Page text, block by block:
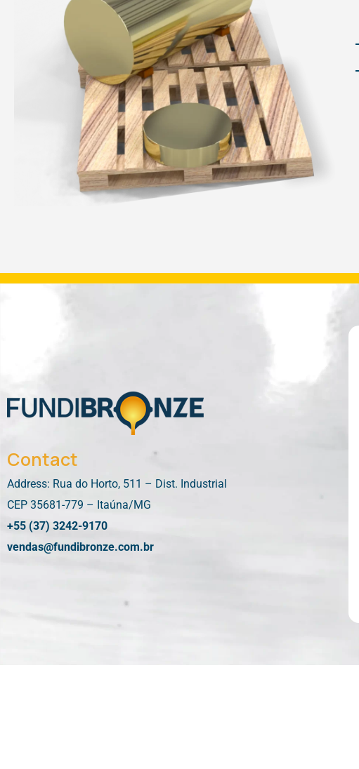
Contact
Address: Rua do Horto, 511 – Dist. Industrial
CEP 35681-779 – Itaúna/MG
+55 (37) 3242-9170
vendas@fundibronze.com.br